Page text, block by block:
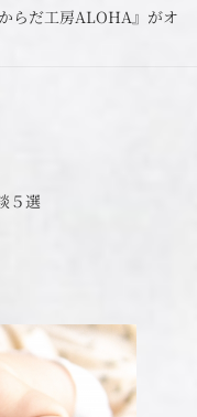
らだ工房ALOHA』がオ
５選